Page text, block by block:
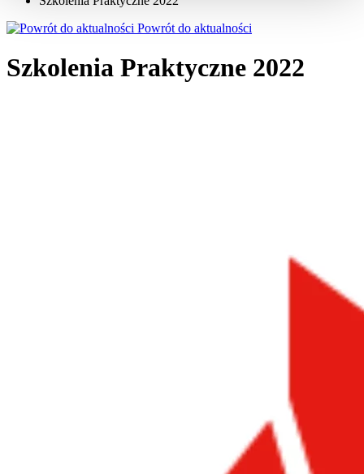
Powrót do aktualności
Szkolenia Praktyczne 2022